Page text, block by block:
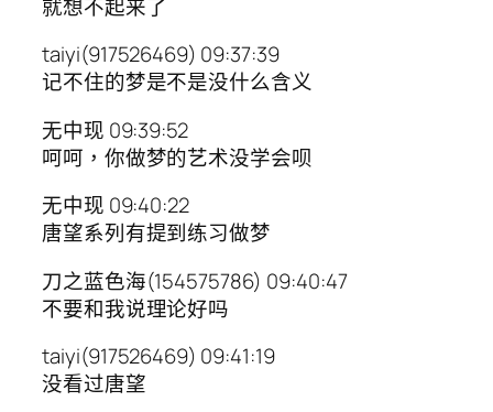
就想不起来了
taiyi(917526469) 09:37:39
记不住的梦是不是没什么含义
无中现 09:39:52
呵呵，你做梦的艺术没学会呗
无中现 09:40:22
唐望系列有提到练习做梦
刀之蓝色海(154575786) 09:40:47
不要和我说理论好吗
taiyi(917526469) 09:41:19
没看过唐望